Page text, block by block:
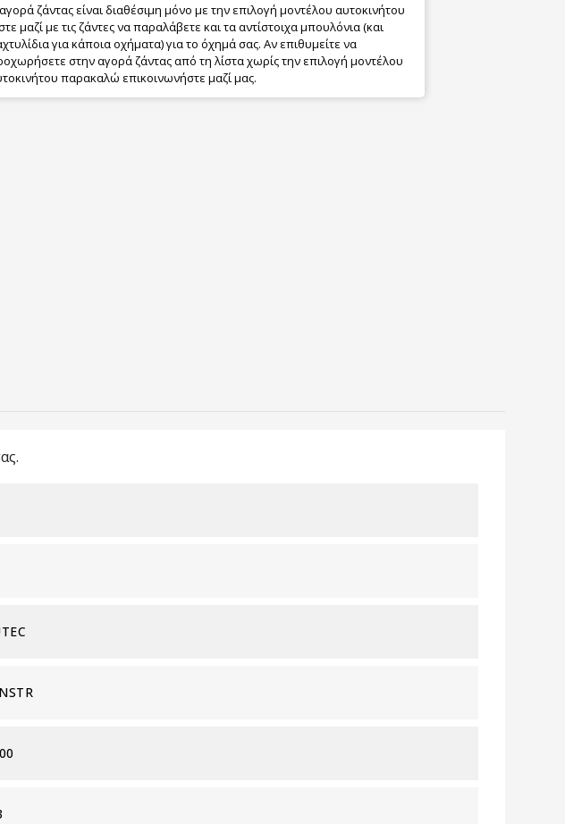
ζάντας είναι διαθέσιμη μόνο με την επιλογή μοντέλου αυτοκινήτου
μαζί με τις ζάντες να παραλάβετε και τα αντίστοιχα μπουλόνια (και
για κάποια οχήματα) για το όχημά σας. Αν επιθυμείτε να
στην αγορά ζάντας από τη λίστα χωρίς την επιλογή μοντέλου
παρακαλώ επικοινωνήστε μαζί μας.